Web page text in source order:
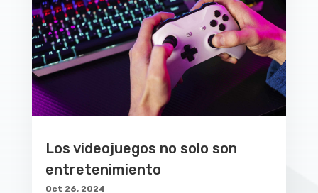
Los videojuegos no solo son
entretenimiento
Oct 26, 2024